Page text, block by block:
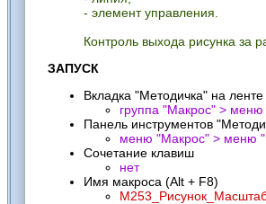
- элемент управления.
Контроль выхода рисунка за
ЗАПУСК
Вкладка "Методичка" на ленте
группа "Макрос" > меню
Панель инструментов
меню "Макрос" > меню
Сочетание клавиш
нет
Имя макроса (Alt + F8)